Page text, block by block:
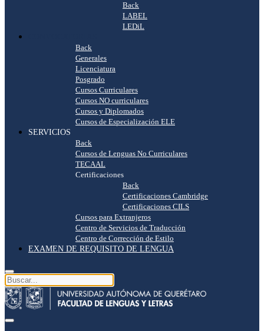
Back
LABEL
LEDiL
Back
Generales
Licenciatura
Posgrado
Cursos Curriculares
Cursos NO curriculares
Cursos y Diplomados
Cursos de Especialización ELE
SERVICIOS
Back
Cursos de Lenguas No Curriculares
TECAAL
Certificaciones
Back
Certificaciones Cambridge
Certificaciones CILS
Cursos para Extranjeros
Centro de Servicios de Traducción
Centro de Corrección de Estilo
EXAMEN DE REQUISITO DE LENGUA